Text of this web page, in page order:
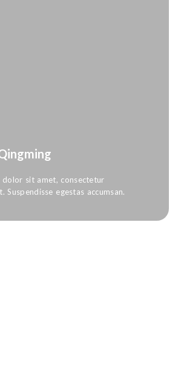
dolor sit amet, consectetur
Suspendisse egestas accumsan.